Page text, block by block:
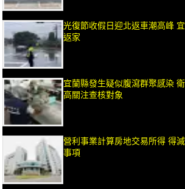
光復節收假日迎北返車潮高峰
返家
宜蘭縣發生疑似腹瀉群聚感染
高關注查核對象
營利事業計算房地交易所得 得
事項